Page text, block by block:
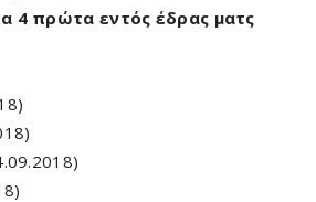
4 πρώτα εντός έδρας ματς